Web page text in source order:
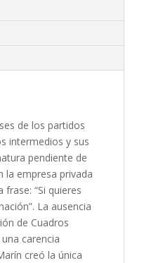
de los partidos
intermedios y sus
pendiente de
la empresa privada
“Si quieres
La ausencia
de Cuadros
carencia
creó la única